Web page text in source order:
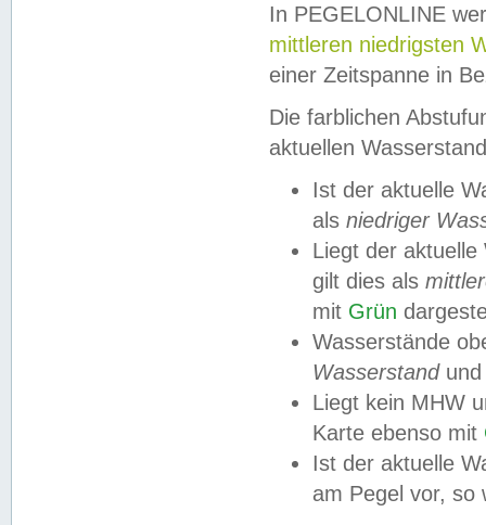
In PEGELONLINE
mittleren niedrigsten
einer Zeitspanne in
Die farblichen
aktuellen
Ist der aktuelle
als niedriger
Liegt der
gilt dies als
mit Grün
Wasserstände
Wasserstandund
Liegt kein MHW
Karte ebenso mit
Ist der aktuelle
am Pegel vor,